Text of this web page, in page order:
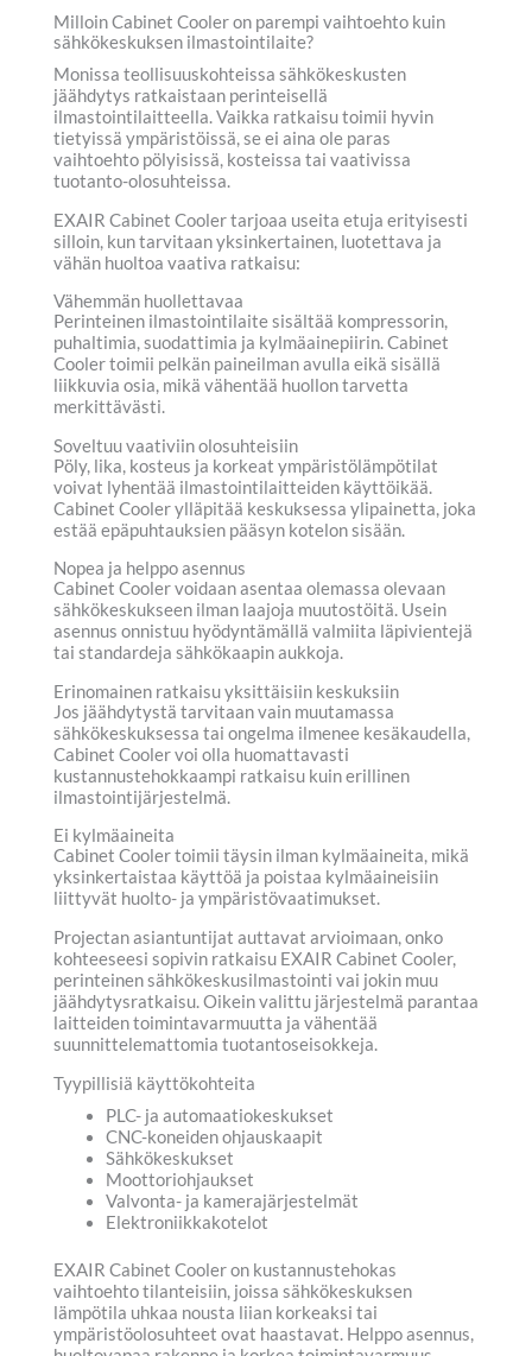
Milloin Cabinet Cooler on parempi vaihtoehto kuin
sähkökeskuksen ilmastointilaite?
Monissa teollisuuskohteissa sähkökeskusten
jäähdytys ratkaistaan perinteisellä
ilmastointilaitteella. Vaikka ratkaisu toimii hyvin
tietyissä ympäristöissä, se ei aina ole paras
vaihtoehto pölyisissä, kosteissa tai vaativissa
tuotanto-olosuhteissa.
EXAIR Cabinet Cooler tarjoaa useita etuja erityisesti
silloin, kun tarvitaan yksinkertainen, luotettava ja
vähän huoltoa vaativa ratkaisu:
Vähemmän huollettavaa
Perinteinen ilmastointilaite sisältää kompressorin,
puhaltimia, suodattimia ja kylmäainepiirin. Cabinet
Cooler toimii pelkän paineilman avulla eikä sisällä
liikkuvia osia, mikä vähentää huollon tarvetta
merkittävästi.
Soveltuu vaativiin olosuhteisiin
Pöly, lika, kosteus ja korkeat ympäristölämpötilat
voivat lyhentää ilmastointilaitteiden käyttöikää.
Cabinet Cooler ylläpitää keskuksessa ylipainetta, joka
estää epäpuhtauksien pääsyn kotelon sisään.
Nopea ja helppo asennus
Cabinet Cooler voidaan asentaa olemassa olevaan
sähkökeskukseen ilman laajoja muutostöitä. Usein
asennus onnistuu hyödyntämällä valmiita läpivientejä
tai standardeja sähkökaapin aukkoja.
Erinomainen ratkaisu yksittäisiin keskuksiin
Jos jäähdytystä tarvitaan vain muutamassa
sähkökeskuksessa tai ongelma ilmenee kesäkaudella,
Cabinet Cooler voi olla huomattavasti
kustannustehokkaampi ratkaisu kuin erillinen
ilmastointijärjestelmä.
Ei kylmäaineita
Cabinet Cooler toimii täysin ilman kylmäaineita, mikä
yksinkertaistaa käyttöä ja poistaa kylmäaineisiin
liittyvät huolto- ja ympäristövaatimukset.
Projectan asiantuntijat auttavat arvioimaan, onko
kohteeseesi sopivin ratkaisu EXAIR Cabinet Cooler,
perinteinen sähkökeskusilmastointi vai jokin muu
jäähdytysratkaisu. Oikein valittu järjestelmä parantaa
laitteiden toimintavarmuutta ja vähentää
suunnittelemattomia tuotantoseisokkeja.
Tyypillisiä käyttökohteita
PLC- ja automaatiokeskukset
CNC-koneiden ohjauskaapit
Sähkökeskukset
Moottoriohjaukset
Valvonta- ja kamerajärjestelmät
Elektroniikkakotelot
EXAIR Cabinet Cooler on kustannustehokas
vaihtoehto tilanteisiin, joissa sähkökeskuksen
lämpötila uhkaa nousta liian korkeaksi tai
ympäristöolosuhteet ovat haastavat. Helppo asennus,